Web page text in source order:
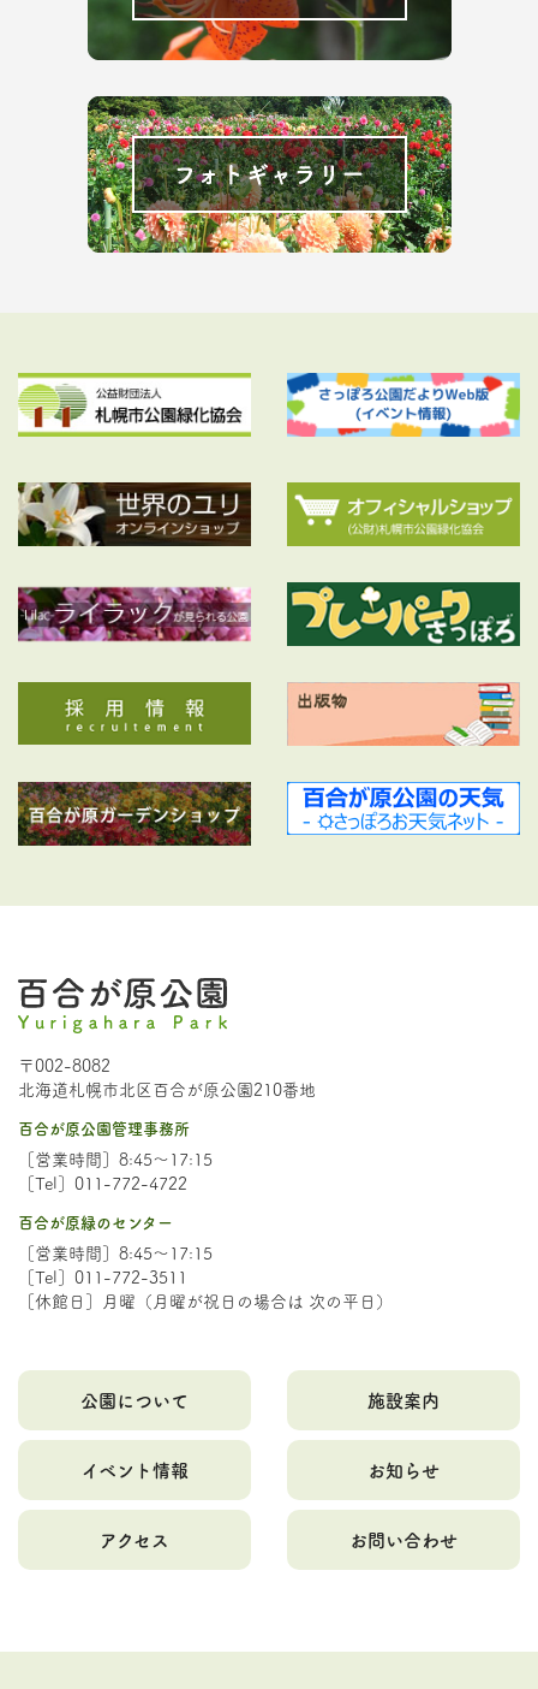
〒002-8082
北海道札幌市北区百合が原公園210番地
百合が原公園管理事務所
［営業時間］8:45～17:15
［Tel］011-772-4722
百合が原緑のセンター
［営業時間］8:45～17:15
［Tel］011-772-3511
［休館日］月曜（月曜が祝日の場合は 次の平日）
公園について 施設案内
イベント情報 お知らせ
アクセス お問い合わせ